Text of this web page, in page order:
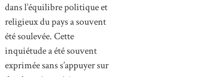
dans l’équilibre politique et
religieux du pays a souvent
été soulevée. Cette
inquiétude a été souvent
exprimée sans s’appuyer sur